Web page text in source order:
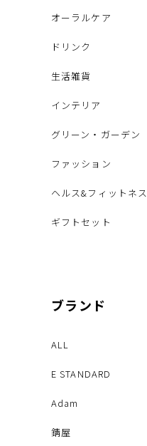
オーラルケア
ドリンク
生活雑貨
インテリア
グリーン・ガーデン
ファッション
ヘルス&フィットネス
ギフトセット
ブランド
ALL
E STANDARD
Adam
錆屋